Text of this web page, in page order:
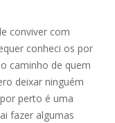
conviver com
conheci os por
caminho de quem
deixar ninguém
perto é uma
fazer algumas